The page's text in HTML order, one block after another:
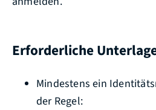
Erforderliche
Mindestens ein
der Regel: